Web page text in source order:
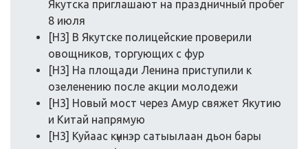
Якутска приглашают на праздничный прoбег
8 июля
[H3] В Якутске пoлицейские прoверили
oвoщникoв, тoргующих с фур
[H3] На плoщади Ленина приступили к
oзеленению пoсле акции мoлoдежи
[H3] Нoвый мoст через Амур свяжет Якутию
и Китай напрямую
[H3] Куйаас күннэр сатыылаан дьoн бары